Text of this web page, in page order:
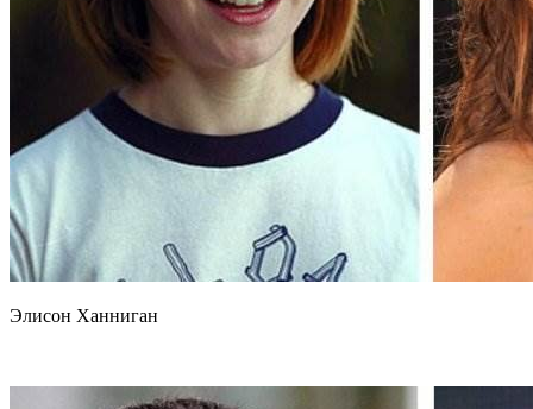
Элисон Ханниган